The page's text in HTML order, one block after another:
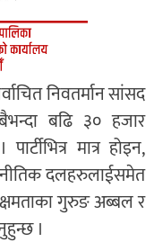
निवतर्मान सांसद
बढि ३० हजार
मात्र होइन,
दलहरुलाईसमेत
गुरुङ अब्बल र
।